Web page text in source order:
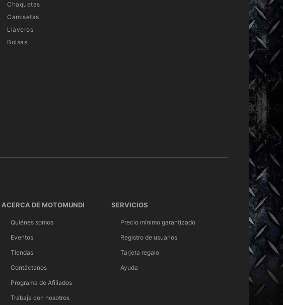
Chaquetas
Camisetas
Llaveros
Bolsas
ACERCA DE MOTOMUNDI
Quiénes somos
Eventos
Tiendas
Contáctanos
Programa de Afiliados
Trabaja con nosotros
SERVICIOS
Precio mínimo garantizado
Registro de usuarios
Tarjeta regalo
Ayuda